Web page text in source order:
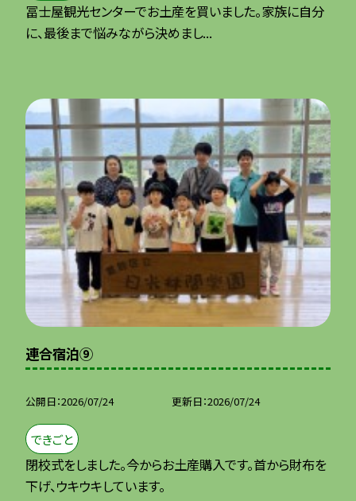
冨士屋観光センターでお土産を買いました。家族に自分
に、最後まで悩みながら決めまし...
連合宿泊⑨
公開日 2026/07/24 更新日 2026/07/24
できごと
閉校式をしました。今からお土産購入です。首から財布を
下げ、ウキウキしています。